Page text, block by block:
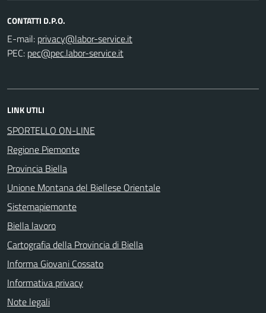
CONTATTI D.P.O.
E-mail:
PEC:
LINK UTILI
SPORTELLO ON-LINE
Regione Piemonte
Provincia Biella
Unione Montana del Biellese Orientale
Sistemapiemonte
Biella lavoro
Cartografia della Provincia di Biella
Informa Giovani Cossato
Informativa privacy
Note legali